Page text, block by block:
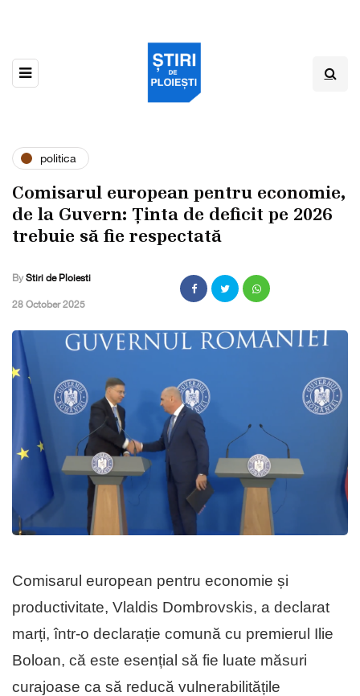
politica
Comisarul european pentru economie,
de la Guvern: Ținta de deficit pe 2026
trebuie să fie respectată
By Stiri de Ploiesti
,28 October 2025
Comisarul european pentru economie și
productivitate, Vlaldis Dombrovskis, a declarat
marți, într-o declarație comună cu premierul Ilie
Boloan, că este esențial să fie luate măsuri
curajoase ca să reducă vulnerabilitățile